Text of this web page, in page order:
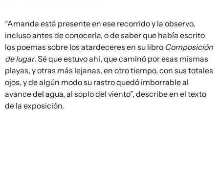
“Amanda está presente en ese recorrido y la observo,
incluso antes de conocerla, o de saber que había escrito
los poemas sobre los atardeceres en su libro Composición
de lugar. Sé que estuvo ahí, que caminó por esas mismas
playas, y otras más lejanas, en otro tiempo, con sus totales
ojos, y de algún modo su rastro quedó imborrable al
avance del agua, al soplo del viento”, describe en el texto
de la exposición.